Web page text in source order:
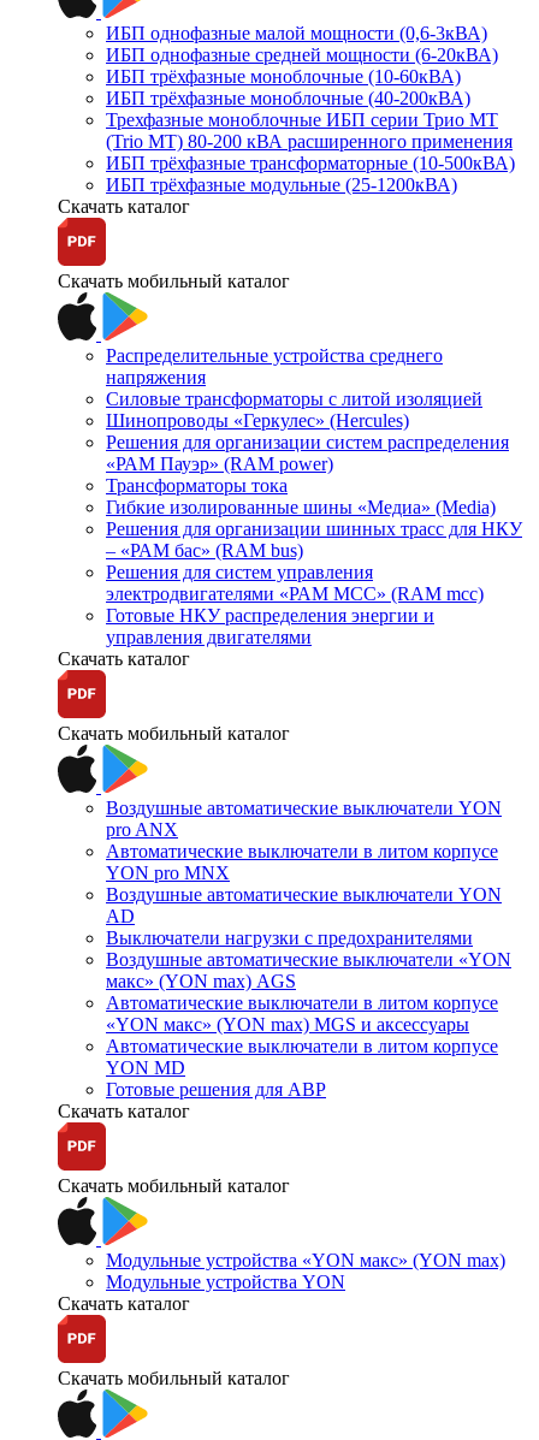
ИБП однофазные малой мощности (0,6-3кВА)
ИБП однофазные средней мощности (6-20кВА)
ИБП трёхфазные моноблочные (10-60кВА)
ИБП трёхфазные моноблочные (40-200кВА)
Трехфазные моноблочные ИБП серии Трио МТ
(Trio MT) 80-200 кВА расширенного применения
ИБП трёхфазные трансформаторные (10-500кВА)
ИБП трёхфазные модульные (25-1200кВА)
Скачать каталог
Скачать мобильный каталог
Распределительные устройства среднего
напряжения
Силовые трансформаторы с литой изоляцией
Шинопроводы «Геркулес» (Hercules)
Решения для организации систем распределения
«РАМ Пауэр» (RAM power)
Трансформаторы тока
Гибкие изолированные шины «Медиа» (Media)
Решения для организации шинных трасс для НКУ
– «РАМ бас» (RAM bus)
Решения для систем управления
электродвигателями «РАМ МСС» (RAM mcc)
Готовые НКУ распределения энергии и
управления двигателями
Скачать каталог
Скачать мобильный каталог
Воздушные автоматические выключатели YON
pro ANX
Автоматические выключатели в литом корпусе
YON pro MNX
Воздушные автоматические выключатели YON
AD
Выключатели нагрузки с предохранителями
Воздушные автоматические выключатели «YON
макс» (YON max) AGS
Автоматические выключатели в литом корпусе
«YON макс» (YON max) MGS и аксессуары
Автоматические выключатели в литом корпусе
YON MD
Готовые решения для АВР
Скачать каталог
Скачать мобильный каталог
Модульные устройства «YON макс» (YON max)
Модульные устройства YON
Скачать каталог
Скачать мобильный каталог